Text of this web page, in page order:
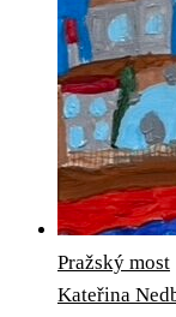
Pražský most
Kateřina